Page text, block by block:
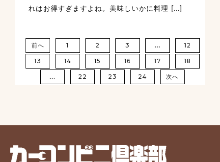
れはお得すぎますよね。美味しいかに料理 […]
前へ 1 2 3 … 12
13 14 15 16 17 18
… 22 23 24 次へ